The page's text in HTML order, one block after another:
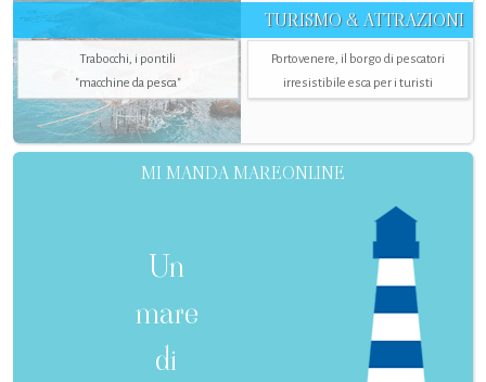
TURISMO & ATTRAZIONI
Trabocchi, i pontili
"macchine da pesca"
Portovenere, il borgo di pescatori
irresistibile esca per i turisti
MI MANDA MAREONLINE
Un
mare
di